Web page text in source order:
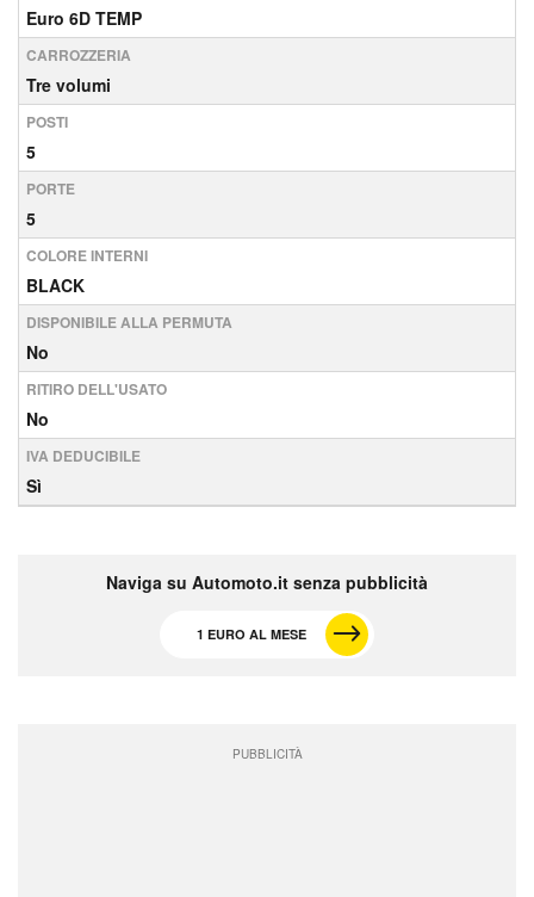
Euro 6D TEMP
CARROZZERIA
Tre volumi
POSTI
5
PORTE
5
COLORE INTERNI
BLACK
DISPONIBILE ALLA PERMUTA
No
RITIRO DELL'USATO
No
IVA DEDUCIBILE
Sì
Naviga su Automoto.it senza pubblicità
1 EURO AL MESE
PUBBLICITÀ